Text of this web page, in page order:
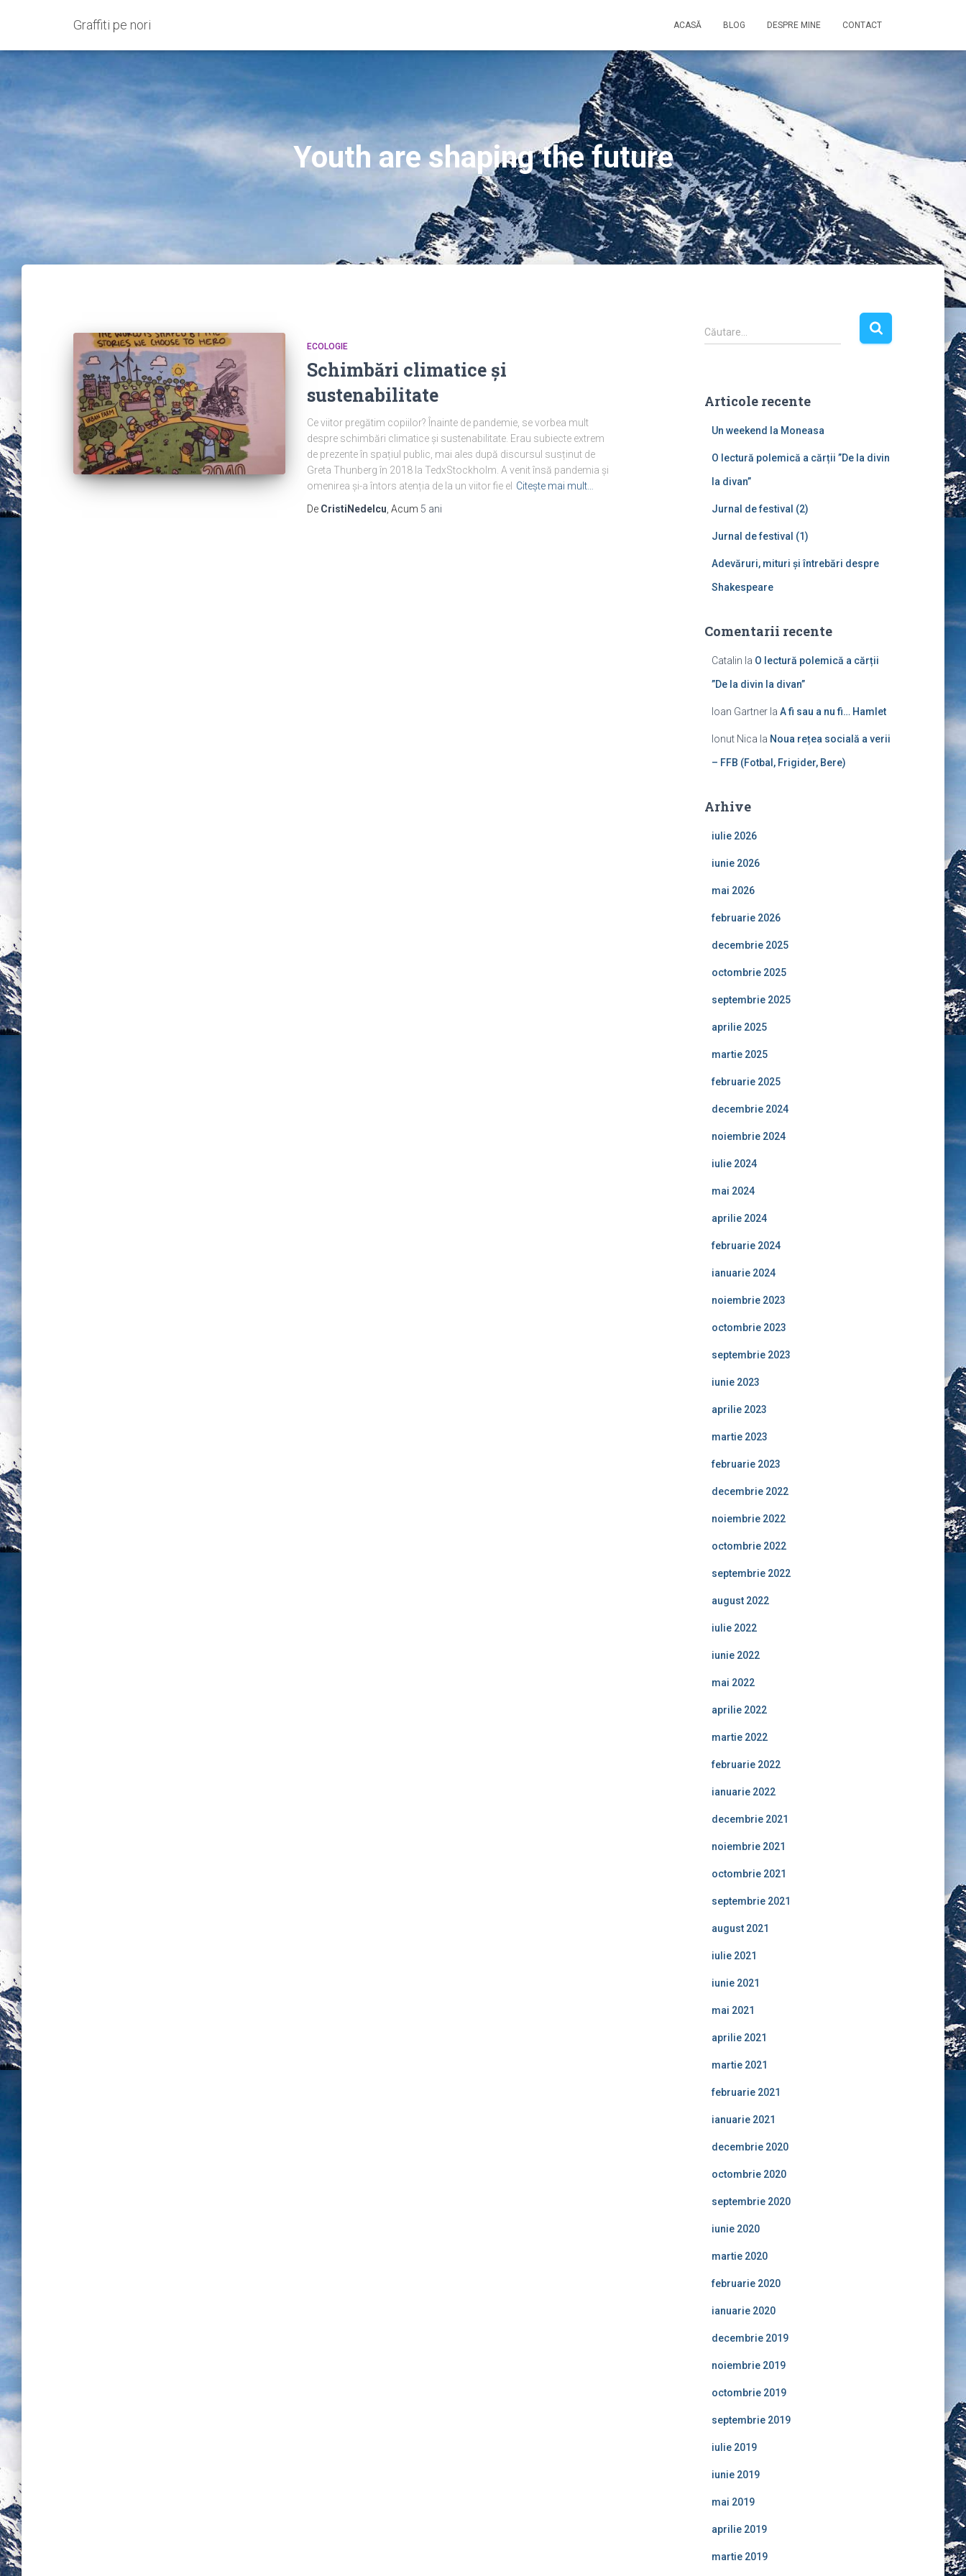
Graffiti pe nori ACASĂ BLOG DESPRE MINE CONTACT
Youth are shaping the future
ECOLOGIE
Schimbări climatice și
sustenabilitate
Ce viitor pregătim copiilor? Înainte de pandemie, se vorbea mult
despre schimbări climatice și sustenabilitate. Erau subiecte extrem
de prezente în spațiul public, mai ales după discursul susținut de
Greta Thunberg în 2018 la TedxStockholm. A venit însă pandemia și
omenirea și-a întors atenția de la un viitor fie el Citește mai mult…
De CristiNedelcu , Acum 5 ani
C
a
d
Căutare…
Articole recente
Un weekend la Moneasa
O lectură polemică a cărții ”De la divin
la divan”
Jurnal de festival (2)
Jurnal de festival (1)
Adevăruri, mituri și întrebări despre
Shakespeare
Comentarii recente
Catalin la O lectură polemică a cărții
”De la divin la divan”
Ioan Gartnerla A fi sau a nu fi… Hamlet
Ionut Nica la Noua rețea socială a verii
– FFB (Fotbal, Frigider, Bere)
Arhive
iulie 2026
iunie 2026
mai 2026
februarie 2026
decembrie 2025
octombrie 2025
septembrie 2025
aprilie 2025
martie 2025
februarie 2025
decembrie 2024
noiembrie 2024
iulie 2024
mai 2024
aprilie 2024
februarie 2024
ianuarie 2024
noiembrie 2023
octombrie 2023
septembrie 2023
iunie 2023
aprilie 2023
martie 2023
februarie 2023
decembrie 2022
noiembrie 2022
octombrie 2022
septembrie 2022
august 2022
iulie 2022
iunie 2022
mai 2022
aprilie 2022
martie 2022
februarie 2022
ianuarie 2022
decembrie 2021
noiembrie 2021
octombrie 2021
septembrie 2021
august 2021
iulie 2021
iunie 2021
mai 2021
aprilie 2021
martie 2021
februarie 2021
ianuarie 2021
decembrie 2020
octombrie 2020
septembrie 2020
iunie 2020
martie 2020
februarie 2020
ianuarie 2020
decembrie 2019
noiembrie 2019
octombrie 2019
septembrie 2019
iulie 2019
iunie 2019
mai 2019
aprilie 2019
martie 2019